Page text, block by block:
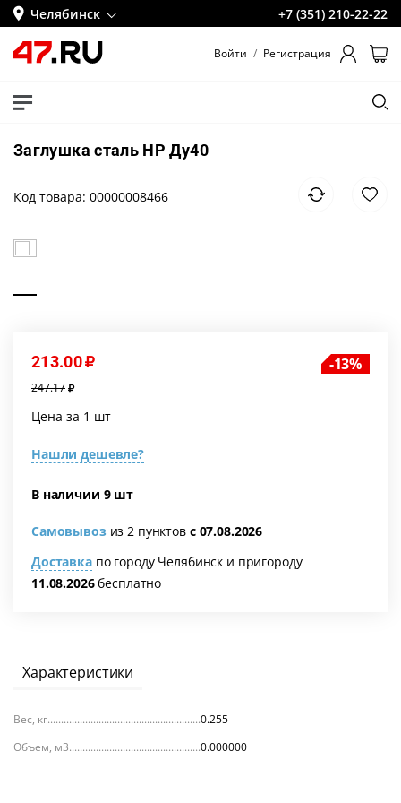
Челябинск +7 (351) 210-22-22
Войти / Регистрация
Заглушка сталь НР Ду40
Код товара: 00000008466
213.00
247.17
13
Нашли дешевле?
Цена за 1 шт
В наличии 9 шт
Самовывоз из 2 пунктов с 07.08.2026
Доставкапо городу Челябинск и пригороду
11.08.2026бесплатно
Характеристики
Вес, кг
0.255
Объем, м3
0.000000